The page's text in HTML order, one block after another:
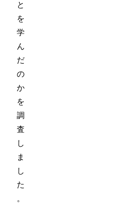
と
を
学
ん
だ
の
か
を
調
査
し
ま
し
た
。